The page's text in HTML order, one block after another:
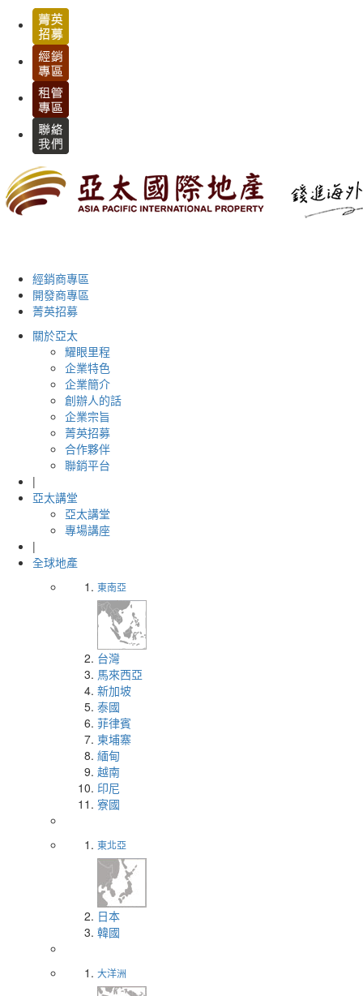
經銷商專區
開發商專區
菁英招募
關於亞太
耀眼里程
企業特色
企業簡介
創辦人的話
企業宗旨
菁英招募
合作夥伴
聯銷平台
|
亞太講堂
亞太講堂
專場講座
|
全球地產
東南亞
台灣
馬來西亞
新加坡
泰國
菲律賓
柬埔寨
緬甸
越南
印尼
寮國
東北亞
日本
韓國
大洋洲